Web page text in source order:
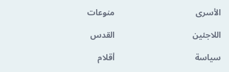
الأسرى
منوعات
اللاجئين
القدس
سياسة
أقلام